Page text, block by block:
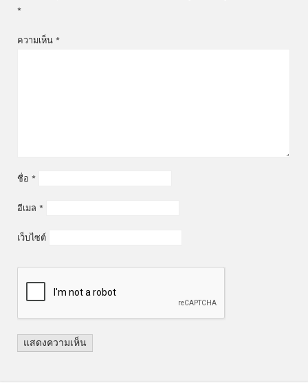
*
ความเห็น *
ชื่อ *
อีเมล *
เว็บไซต์